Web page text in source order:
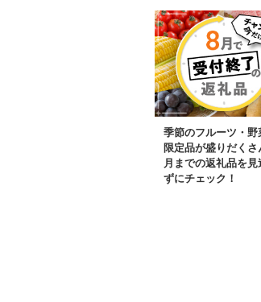
季節のフルーツ・野
限定品が盛りだくさ
月までの返礼品を見
ずにチェック！